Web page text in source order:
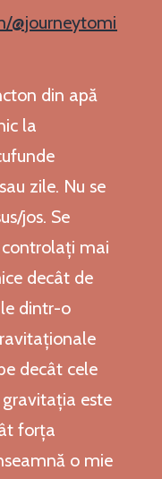
@journeytomicro/
din apă
la
zile. Nu se
jos. Se
controlați mai
decât de
dintr-o
decât cele
gravitația este
forța
o mie